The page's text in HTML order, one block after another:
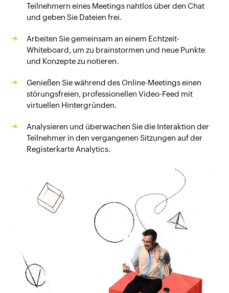
Teilnehmern eines Meetings nahtlos über den Chat
und geben Sie Dateien frei.
Arbeiten Sie gemeinsam an einem Echtzeit-
Whiteboard, um zu brainstormen und neue Punkte
und Konzepte zu notieren.
Genießen Sie während des Online-Meetings einen
störungsfreien, professionellen Video-Feed mit
virtuellen Hintergründen.
Analysieren und überwachen Sie die Interaktion der
Teilnehmer in den vergangenen Sitzungen auf der
Registerkarte Analytics.